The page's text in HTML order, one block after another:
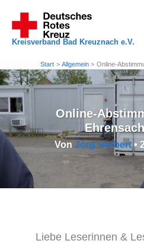
Inhalt
springen
Kreisverband Bad Kreuznach e.V.
Start Allgemein Online-
Online-
Von Jörg Herbert•
Liebe Leserinnen &